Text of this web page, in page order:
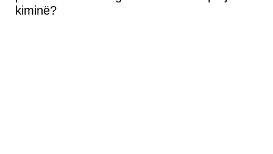
kiminë?